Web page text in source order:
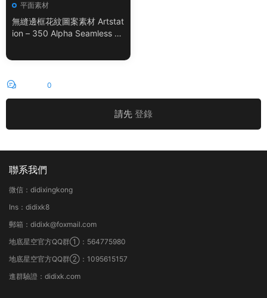
平面素材
無縫邊框花紋圖案素材 Artstat
ion – 350 Alpha Seamless Bo
0
請先 登錄
聯系我們
微信：didixingkong
Ins：didixk8
郵箱：didixk@foxmail.com
地底星空官方QQ群①：564775980
地底星空官方QQ群②：1095615157
進群驗證：didixk.com